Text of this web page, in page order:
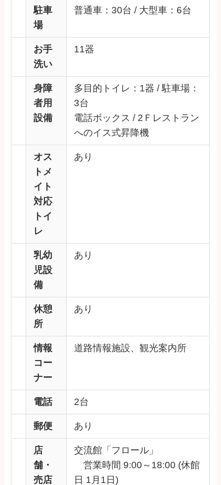
駐車
場
普通車：30台 / 大型車：6台
お手
洗い
11器
身障
者用
設備
多目的トイレ：1器 / 駐車場：
3台
電話ボックス / 2Ｆレストラン
へのイス式昇降機
オス
トメ
イト
対応
トイ
レ
あり
乳幼
児設
備
あり
休憩
所
あり
情報
コー
ナー
道路情報施設、観光案内所
電話 2台
郵便 あり
店
舗・
売店
交流館「フロール」
営業時間 9:00～18:00 (休館
日 1月1日)